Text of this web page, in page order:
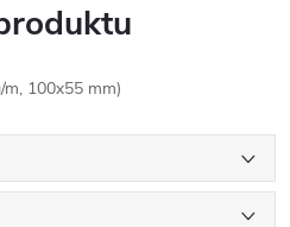
100x55 mm)